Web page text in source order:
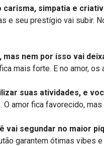
simpatia e
e seu prestígio vai subir.
nem por isso vai
mais forte. E no amor,
suas atividades, e
amor fica favorecido,
vai segundar no maior
garantem ótimas vibes